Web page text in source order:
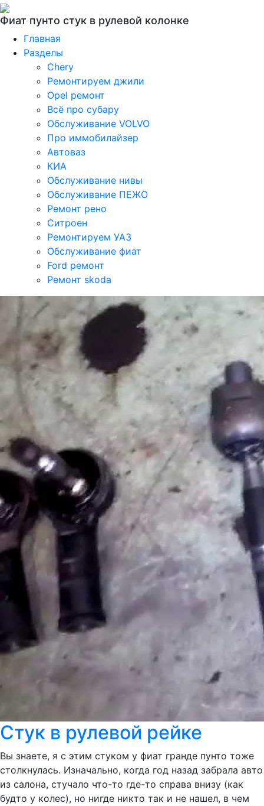
Фиат пунто стук в рулевой колонке
Главная
Разделы
Chery
Ремонтируем джили
Opel ремонт
Всё про субару
Обслуживание VOLVO
Про иммобилайзер
Автоваз
КИА
Обслуживание нивы
Обслуживание ПЕЖО
Ремонт рено
Ситроен
Ремонтируем УАЗ
Обслуживание фиат
Ford ремонт
Ремонт skoda
Стук в рулевой рейке
Вы знаете, я с этим стуком у фиат гранде пунто тоже
столкнулась. Изначально, когда год назад забрала авто
из салона, стучало что-то где-то справа внизу (как
будто у колес), но нигде никто так и не нашел, в чем